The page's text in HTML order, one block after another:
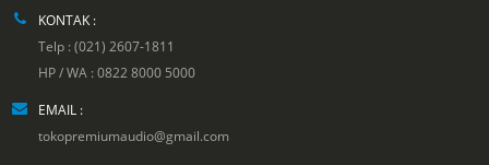
KONTAK :
Telp : (021) 2607-1811
HP / WA : 0822 8000 5000
EMAIL :
tokopremiumaudio@gmail.com